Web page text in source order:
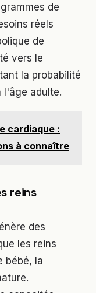
de
réels
de
vers le
la probabilité
l'âge adulte.
cardiaque :
à connaître
reins
des
les reins
bébé, la